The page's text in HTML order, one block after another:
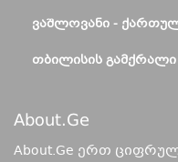
ᲕᲐᲨᲚᲝᲕᲐᲜᲘ -
ᲗᲑᲘᲚᲘᲡᲘᲡ
About.ge
About.Ge ერთ